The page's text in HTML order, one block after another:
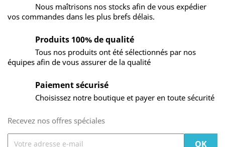
Nous maîtrisons nos stocks afin de vous expédier
vos commandes dans les plus brefs délais.
Produits 100% de qualité
Tous nos produits ont été sélectionnés par nos
équipes afin de vous assurer de la qualité
Paiement sécurisé
Choisissez notre boutique et payer en toute sécurité
Recevez nos offres spéciales